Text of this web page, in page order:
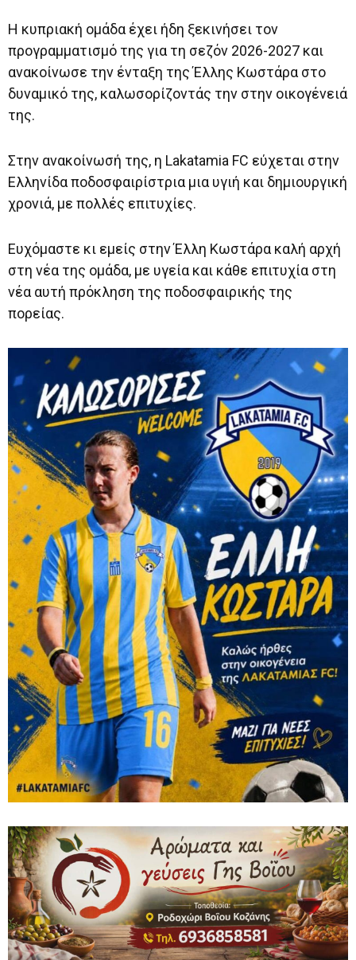
Η κυπριακή ομάδα έχει ήδη ξεκινήσει τον
προγραμματισμό της για τη σεζόν 2026-2027 και
ανακοίνωσε την ένταξη της Έλλης Κωστάρα στο
δυναμικό της, καλωσορίζοντάς την στην οικογένειά
της.
Στην ανακοίνωσή της, η Lakatamia FC εύχεται στην
Ελληνίδα ποδοσφαιρίστρια μια υγιή και δημιουργική
χρονιά, με πολλές επιτυχίες.
Ευχόμαστε κι εμείς στην Έλλη Κωστάρα καλή αρχή
στη νέα της ομάδα, με υγεία και κάθε επιτυχία στη
νέα αυτή πρόκληση της ποδοσφαιρικής της
πορείας.